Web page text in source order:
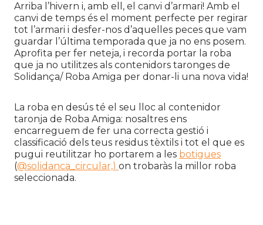
Arriba l’hivern i, amb ell, el canvi d’armari! Amb el
canvi de temps és el moment perfecte per regirar
tot l’armari i desfer-nos d’aquelles peces que vam
guardar l’última temporada que ja no ens posem.
Aprofita per fer neteja, i recorda portar la roba
que ja no utilitzes als contenidors taronges de
Solidança/ Roba Amiga per donar-li una nova vida!
La roba en desús té el seu lloc al contenidor
taronja de Roba Amiga: nosaltres ens
encarreguem de fer una correcta gestió i
classificació dels teus residus tèxtils i tot el que es
pugui reutilitzar ho portarem a les botigues
(@solidanca_circular,) on trobaràs la millor roba
seleccionada.